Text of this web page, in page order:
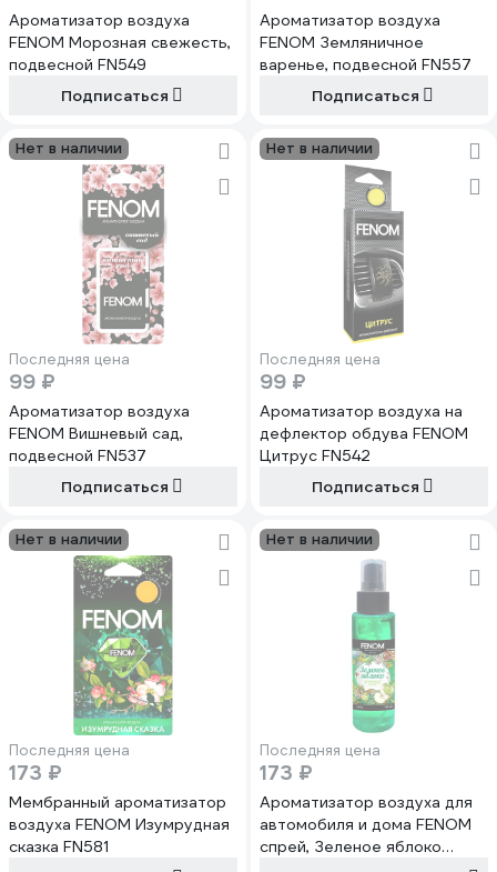
Ароматизатор воздуха
FENOM Морозная свежесть,
подвесной FN549
Подписаться
Ароматизатор воздуха
FENOM Земляничное
варенье, подвесной FN557
Подписаться
Нет в наличии
Последняя цена
99 ₽
Ароматизатор воздуха
FENOM Вишневый сад,
подвесной FN537
Подписаться
Нет в наличии
Последняя цена
99 ₽
Ароматизатор воздуха на
дефлектор обдува FENOM
Цитрус FN542
Подписаться
Нет в наличии
Последняя цена
173 ₽
Мембранный ароматизатор
воздуха FENOM Изумрудная
сказка FN581
Нет в наличии
Последняя цена
173 ₽
Ароматизатор воздуха для
автомобиля и дома FENOM
спрей, Зеленое яблоко